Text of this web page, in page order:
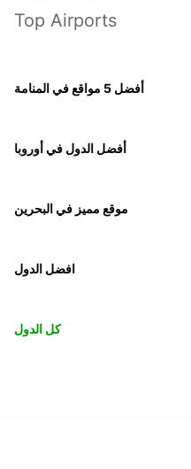
Top Airports
أفضل 5 مواقع في المنامة
أفضل الدول في أوروبا
موقع مميز في البحرين
افضل الدول
كل الدول